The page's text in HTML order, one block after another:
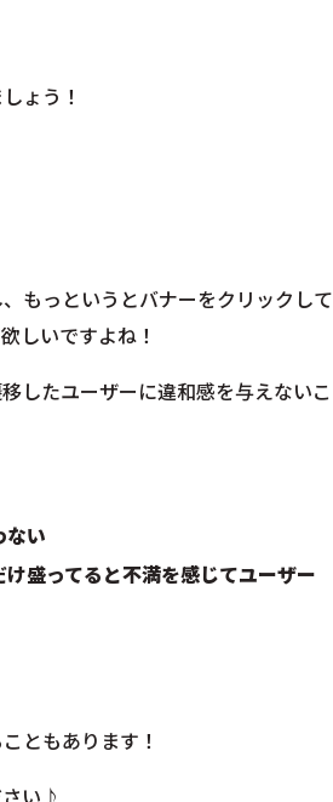
ょう！
もっというとバナーをクリックして
しいですよね！
したユーザーに違和感を与えないこ
ない
盛ってると不満を感じてユーザー
ともあります！
さい♪